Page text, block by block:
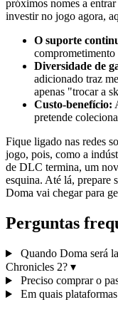
próximos nomes a
investir no jogo agora,
O suporte
comprometimento
Diversidade de
adicionado traz
apenas "trocar a
Custo-benefício:
pretende
Fique ligado nas redes
jogo, pois, como a
de DLC termina, um
esquina. Até lá, prepare
Doma vai chegar para
Perguntas
Quando Doma será
Chronicles 2? ▾
Preciso comprar o
Em quais